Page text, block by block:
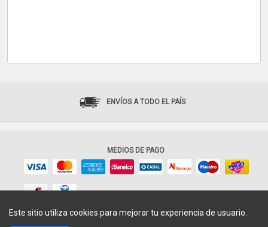
ENVÍOS A TODO EL PAÍS
MEDIOS DE PAGO
Este sitio utiliza cookies para mejorar tu experiencia de usuario.